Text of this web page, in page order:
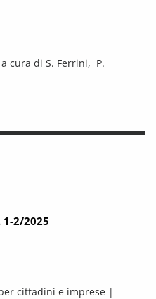
cura di S. Ferrini, P.
and Citizen Preferences
2/2025
cittadini e imprese |